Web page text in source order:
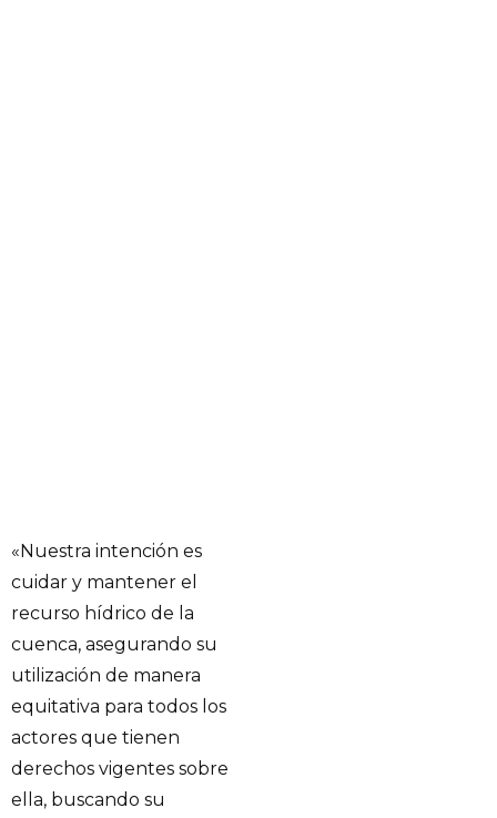
«Nuestra intención es
cuidar y mantener el
recurso hídrico de la
cuenca, asegurando su
utilización de manera
equitativa para todos los
actores que tienen
derechos vigentes sobre
ella, buscando su